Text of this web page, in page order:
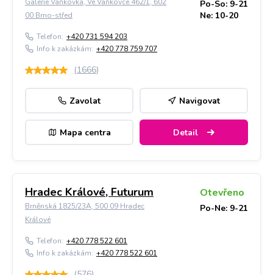
00 Brno-střed
Po-So: 9-21
Ne: 10-20
Telefon: +420 731 594 203
Info k zakázkám: +420 778 759 707
(1666)
Zavolat Navigovat
Mapa centra Detail
Hradec Králové, Futurum
Brněnská 1825/23A, 500 09 Hradec
Králové
Otevřeno
Po-Ne: 9-21
Telefon: +420 778 522 601
Info k zakázkám: +420 778 522 601